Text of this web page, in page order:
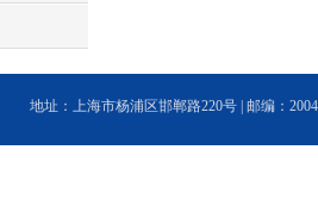
地址：上海市杨浦区邯郸路220号 | 邮编：